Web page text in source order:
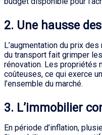
2. Une hausse
L’augmentation du prix
du transport fait grimper
rénovation. Les propriétés
coûteuses, ce qui exerce
l’ensemble du marché.
3. L’immobilier
En période d’inflation,